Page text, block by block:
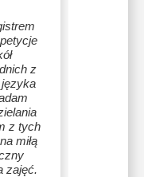
z
z tych
miłą
zajęć.